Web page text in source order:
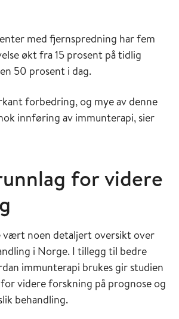
med fjernspredning har fem
økt fra 15 prosent på tidlig
50 prosent i dag.
forbedring, og mye av denne
innføring av immunterapi, sier
for videre
vært noen detaljert oversikt over
i Norge. I tillegg til bedre
immunterapi brukes gir studien
videre forskning på prognose og
behandling.